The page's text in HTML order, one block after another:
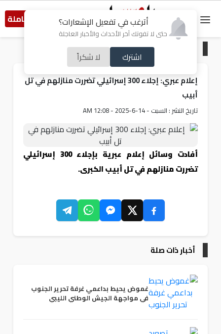
أترغب في تفعيل الإشعارات؟
حتى لا تفوتك آخر الأحداث والأخبار العاجلة
اشترك لا شكراً
النسخة الكاملة
عربي و دولي
إعلام عبري: إجلاء 300 إسرائيلي تضررت منازلهم في تل
أبيب
تاريخ النشر : السبت - 14-6-2025 - 12:08 AM
أفادت وسائل إعلام عبرية بإجلاء 300 إسرائيلي
تضررت منازلهم في تل أبيب الكبرى.
أخبار ذات صلة
غموض يحيط بداعمي غرفة تحرير الجنوب
في مواجهة الجيش الوطني الليبي